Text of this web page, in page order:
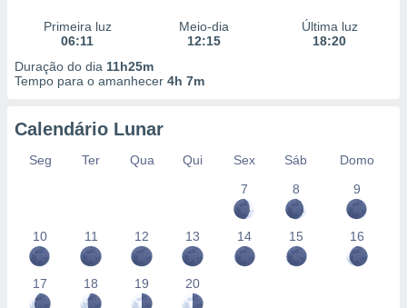
Primeira luz
06:11
Meio-dia
12:15
Última luz
18:20
Duração do dia 11h25m
Tempo para o amanhecer 4h 7m
Calendário Lunar
Seg Ter Qua Qui Sex Sáb
Domo
7
8 9
10 11 12 13 14 15 16
17 18 19 20